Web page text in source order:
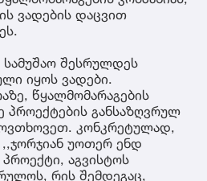
ვადების დაცვით
სამუშაო შესრულდეს
იყოს ვადები.
წყალმომარაგების
პროექტების განსაზღვრულ
კონკრეტულად,
უოთერ ენდ
აგვისტოს
რის შემდეგაც,